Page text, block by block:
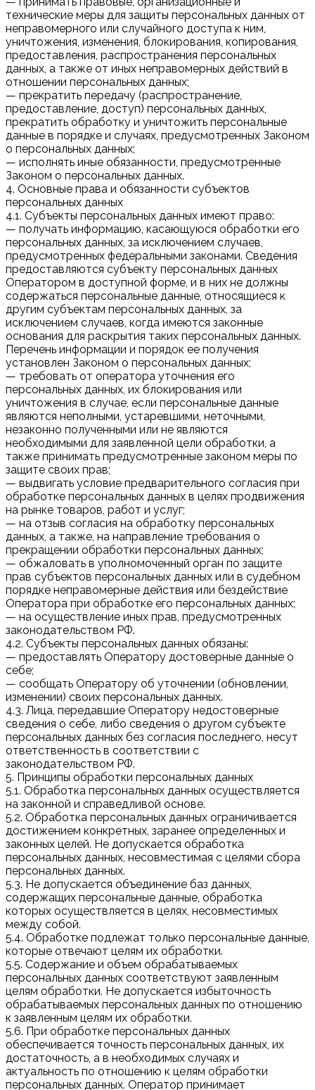
технические меры для защиты персональных данных от
неправомерного или случайного доступа к ним,
уничтожения, изменения, блокирования, копирования,
предоставления, распространения персональных
данных, а также от иных неправомерных действий в
отношении персональных данных;
— прекратить передачу (распространение,
предоставление, доступ) персональных данных,
прекратить обработку и уничтожить персональные
данные в порядке и случаях, предусмотренных Законом
о персональных данных;
— исполнять иные обязанности, предусмотренные
Законом о персональных данных.
4. Основные права и обязанности субъектов
персональных данных
4.1. Субъекты персональных данных имеют право:
— получать информацию, касающуюся обработки его
персональных данных, за исключением случаев,
предусмотренных федеральными законами. Сведения
предоставляются субъекту персональных данных
Оператором в доступной форме, и в них не должны
содержаться персональные данные, относящиеся к
другим субъектам персональных данных, за
исключением случаев, когда имеются законные
основания для раскрытия таких персональных данных.
Перечень информации и порядок ее получения
установлен Законом о персональных данных;
— требовать от оператора уточнения его
персональных данных, их блокирования или
уничтожения в случае, если персональные данные
являются неполными, устаревшими, неточными,
незаконно полученными или не являются
необходимыми для заявленной цели обработки, а
также принимать предусмотренные законом меры по
защите своих прав;
— выдвигать условие предварительного согласия при
обработке персональных данных в целях продвижения
на рынке товаров, работ и услуг;
— на отзыв согласия на обработку персональных
данных, а также, на направление требования о
прекращении обработки персональных данных;
— обжаловать в уполномоченный орган по защите
прав субъектов персональных данных или в судебном
порядке неправомерные действия или бездействие
Оператора при обработке его персональных данных;
— на осуществление иных прав, предусмотренных
законодательством РФ.
4.2. Субъекты персональных данных обязаны:
— предоставлять Оператору достоверные данные о
себе;
— сообщать Оператору об уточнении (обновлении,
изменении) своих персональных данных.
4.3. Лица, передавшие Оператору недостоверные
сведения о себе, либо сведения о другом субъекте
персональных данных без согласия последнего, несут
ответственность в соответствии с
законодательством РФ.
5. Принципы обработки персональных данных
5.1. Обработка персональных данных осуществляется
на законной и справедливой основе.
5.2. Обработка персональных данных ограничивается
достижением конкретных, заранее определенных и
законных целей. Не допускается обработка
персональных данных, несовместимая с целями сбора
персональных данных.
5.3. Не допускается объединение баз данных,
содержащих персональные данные, обработка
которых осуществляется в целях, несовместимых
между собой.
5.4. Обработке подлежат только персональные данные,
которые отвечают целям их обработки.
5.5. Содержание и объем обрабатываемых
персональных данных соответствуют заявленным
целям обработки. Не допускается избыточность
обрабатываемых персональных данных по отношению
к заявленным целям их обработки.
5.6. При обработке персональных данных
обеспечивается точность персональных данных, их
достаточность, а в необходимых случаях и
актуальность по отношению к целям обработки
персональных данных. Оператор принимает